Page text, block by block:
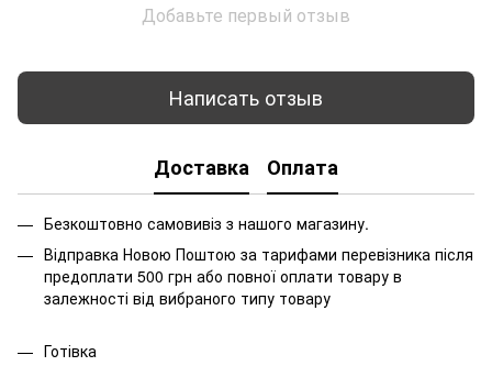
Добавьте первый отзыв
Написать отзыв
Доставка Оплата
Безкоштовно самовивіз з нашого магазину.
Відправка Новою Поштою за тарифами перевізника після
предоплати 500 грн або повної оплати товару в
залежності від вибраного типу товару
Готівка